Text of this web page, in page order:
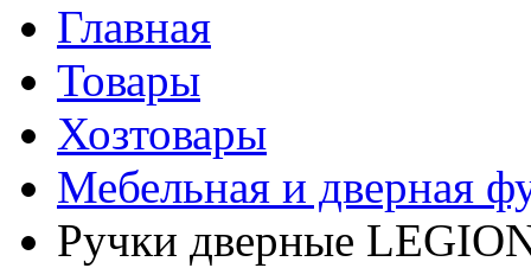
Главная
Товары
Хозтовары
Мебельная и дверная
Ручки дверные